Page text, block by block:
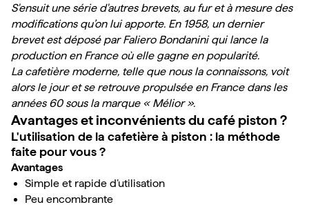
S'ensuit une série d'autres brevets, au fur et à mesure des
modifications qu’on lui apporte. En 1958, un dernier
brevet est déposé par Faliero Bondanini qui lance la
production en France où elle gagne en popularité.
La cafetière moderne, telle que nous la connaissons, voit
alors le jour et se retrouve propulsée en France dans les
années 60 sous la marque « Mélior ».
Avantages et inconvénients du café piston ?
L'utilisation de la cafetière à piston : la méthode
faite pour vous ?
Avantages
Simple et rapide d’utilisation
Peu encombrante